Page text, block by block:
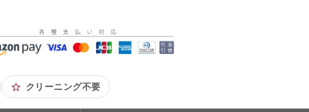
クリーニング不要